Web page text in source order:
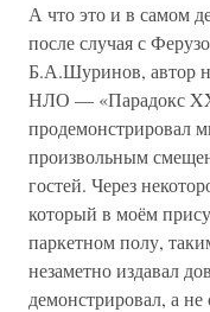
А что это и в самом
после случая с
Б.А.Шуринов, автор
НЛО — «Парадокс
продемонстрировал
произвольным
гостей. Через
который в моём
паркетном полу,
незаметно издавал
демонстрировал, а